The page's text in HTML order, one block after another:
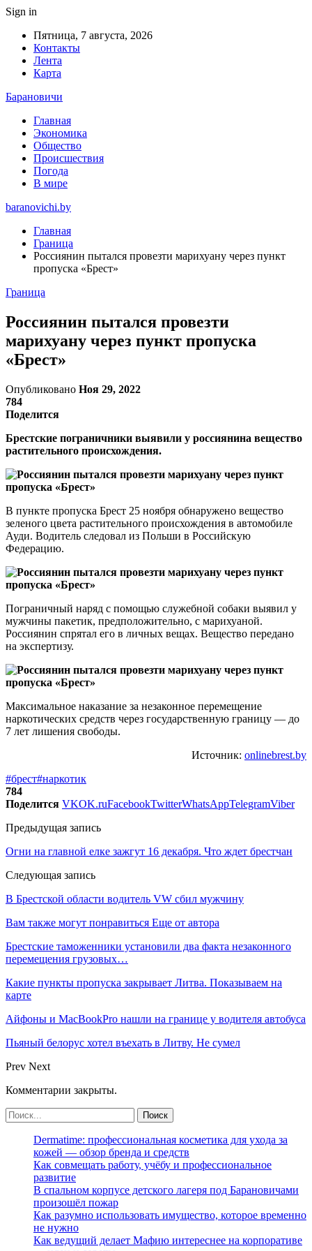
Sign in
Пятница, 7 августа, 2026
Контакты
Лента
Карта
Барановичи
Главная
Экономика
Общество
Происшествия
Погода
В мире
baranovichi.by
Главная
Граница
Россиянин пытался провезти марихуану через пункт
пропуска «Брест»
Граница
Россиянин пытался провезти
марихуану через пункт пропуска
«Брест»
Опубликовано Ноя 29, 2022
784
Поделится
Брестские пограничники выявили у россиянина вещество
растительного происхождения.
В пункте пропуска Брест 25 ноября обнаружено вещество
зеленого цвета растительного происхождения в автомобиле
Ауди. Водитель следовал из Польши в Российскую
Федерацию.
Пограничный наряд с помощью служебной собаки выявил у
мужчины пакетик, предположительно, с марихуаной.
Россиянин спрятал его в личных вещах. Вещество передано
на экспертизу.
Максимальное наказание за незаконное перемещение
наркотических средств через государственную границу — до
7 лет лишения свободы.
Источник: onlinebrest.by
#брест#наркотик
784
Поделится VKOK.ruFacebookTwitterWhatsAppTelegramViber
Предыдущая запись
Огни на главной елке зажгут 16 декабря. Что ждет брестчан
Следующая запись
В Брестской области водитель VW сбил мужчину
Вам также могут понравиться Еще от автора
Брестские таможенники установили два факта незаконного
перемещения грузовых…
Какие пункты пропуска закрывает Литва. Показываем на
карте
Айфоны и MacBookPro нашли на границе у водителя автобуса
Пьяный белорус хотел въехать в Литву. Не сумел
Prev Next
Комментарии закрыты.
Dermatime: профессиональная косметика для ухода за
кожей — обзор бренда и средств
Как совмещать работу, учёбу и профессиональное
развитие
В спальном корпусе детского лагеря под Барановичами
произошёл пожар
Как разумно использовать имущество, которое временно
не нужно
Как ведущий делает Мафию интереснее на корпоративе